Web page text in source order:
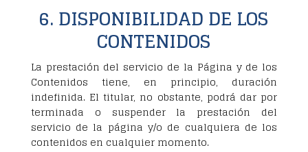
6. DISPONIBILIDAD DE LOS
CONTENIDOS
La prestación del servicio de la Página y de los
Contenidos tiene, en principio, duración
indefinida. El titular, no obstante, podrá dar por
terminada o suspender la prestación del
servicio de la página y/o de cualquiera de los
contenidos en cualquier momento.